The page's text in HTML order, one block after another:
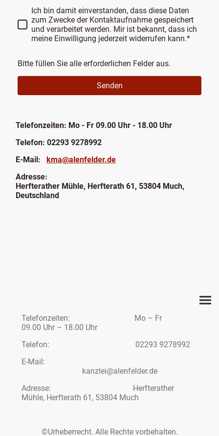
Ich bin damit einverstanden, dass diese Daten
zum Zwecke der Kontaktaufnahme gespeichert
und verarbeitet werden. Mir ist bekannt, dass ich
meine Einwilligung jederzeit widerrufen kann.*
Bitte füllen Sie alle erforderlichen Felder aus.
Senden
Telefonzeiten: Mo - Fr 09.00 Uhr - 18.00 Uhr
Telefon: 02293 9278992
E-Mail: kma@alenfelder.de
Adresse:
Herfterather Mühle, Herfterath 61, 53804 Much,
Deutschland
Telefonzeiten: Mo – Fr
09.00 Uhr – 18.00 Uhr
Telefon: 02293 9278992
E-Mail:
kanzlei@alenfelder.de
Adresse: Herfterather
Mühle, Herfterath 61, 53804 Much
©Urheberrecht. Alle Rechte vorbehalten.